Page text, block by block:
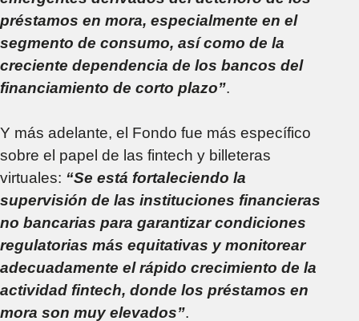
préstamos en mora, especialmente en el
segmento de consumo, así como de la
creciente dependencia de los bancos del
financiamiento de corto plazo”.
Y más adelante, el Fondo fue más específico
sobre el papel de las fintech y billeteras
virtuales: “Se está fortaleciendo la
supervisión de las instituciones financieras
no bancarias para garantizar condiciones
regulatorias más equitativas y monitorear
adecuadamente el rápido crecimiento de la
actividad fintech, donde los préstamos en
mora son muy elevados”.